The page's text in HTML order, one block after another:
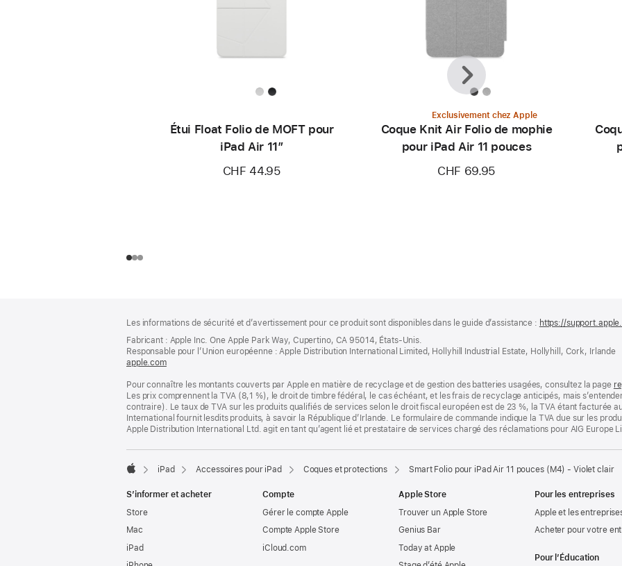
Étui Float Folio de MOFT pour
iPad Air 11″
CHF 44.95
Exclusivement chez Apple
Coque Knit Air Folio de mophie
pour iPad Air 11 pouces
CHF 69.95
Précédent
Suivant
de
page
de
bas
de
page
Les informations de sécurité et d’avertissement pour ce produit sont disponibles dans le guide d’assistance : https://
Fabricant : Apple Inc. One Apple Park Way, Cupertino, CA 95014, États-Unis.
Responsable pour l’Union européenne : Apple Distribution International Limited, Hollyhill Industrial Estate, Hollyhill, Cork, Irlande
apple.com(s’ouvre
une
nouvelle
fenêtre)
Pour connaître les montants couverts par Apple en matière de recyclage et de gestion des batteries usagées, consultez la page
Les prix comprennent la TVA (8,1 %), le droit de timbre fédéral, le cas échéant, et les frais de recyclage anticipés, mais
contraire). Le taux de TVA sur les produits qualifiés de services selon le droit fiscal européen est de 23 %, la TVA étant facturée
International fournit lesdits produits, à savoir la République d’Irlande. Le formulaire de commande indique la TVA due sur les
Apple Distribution International Ltd. agit en tant qu’agent lié et prestataire de services chargé des réclamations pour AIG Europe
iPad Accessoires pour iPad Coques et protections Smart Folio pour iPad Air 11 pouces (M4) - Violet clair
S’informer et acheter
Store
Mac
iPad
Compte
Gérer le compte Apple
Compte Apple Store
iCloud.com
Apple Store
Trouver un Apple Store
Genius Bar
Today at Apple
Pour les entreprises
Apple et les
Acheter pour votre
Pour l’Éducation